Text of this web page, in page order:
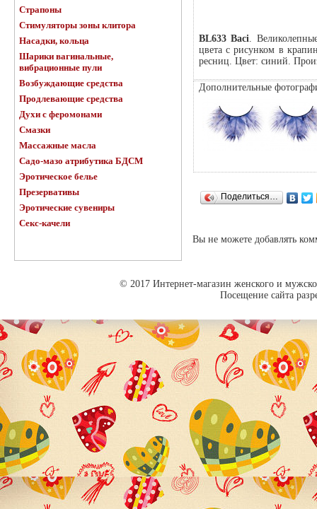
Страпоны
Стимуляторы зоны клитора
Насадки, кольца
Шарики вагинальные,
вибрационные пули
Возбуждающие средства
Продлевающие средства
Духи с феромонами
Смазки
Массажные масла
Садо-мазо атрибутика БДСМ
Эротическое белье
Презервативы
Эротические сувениры
Секс-качели
BL633 Baci.
цвета с рисунком в
ресниц. Цвет: синий.
Дополнительные
Поделиться…
Вы не можете добавлять
© 2017 Интернет-магазин женского и
Посещение сайта